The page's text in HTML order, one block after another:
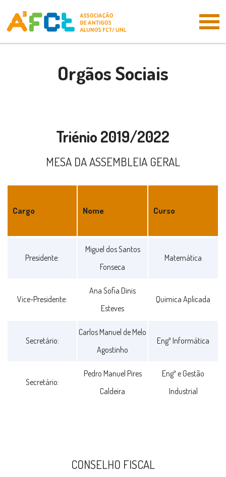
main
content
Logo
Orgãos Sociais
Triénio 2019/2022
MESA DA ASSEMBLEIA GERAL
2019/2022
Cargo Nome Curso
Presidente:
Miguel dos Santos
Fonseca
Matemática
Vice-Presidente:
Ana Sofia Dinis
Esteves
Quimica Aplicada
Secretário:
Carlos Manuel de Melo
Agostinho
Engª Informática
Secretário:
Pedro Manuel Pires
Caldeira
Engª e Gestão
Industrial
CONSELHO FISCAL